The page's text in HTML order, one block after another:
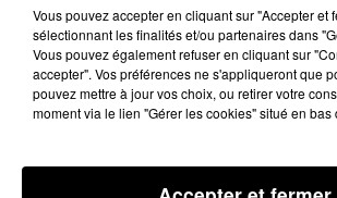
30 mai 2025 - 2 min 21 sec
TEX PROPOSE SON ONE MAN
OCCITANIE- SUR 100%
dans la Haute Garonne avec Karine
Vous pouvez accepter en cliquant sur "Accepter et
sélectionnant les finalités et/ou partenaires dans
Vous pouvez également refuser en cliquant sur
accepter". Vos préférences ne s'appliqueront que
pouvez mettre à jour vos choix, ou retirer votre
moment via le lien "Gérer les cookies" situé en bas